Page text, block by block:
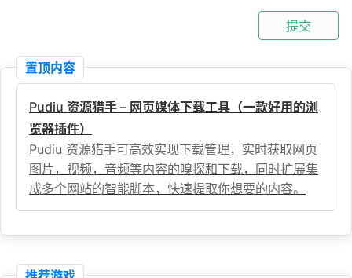
提交
置顶内容
Pudiu 资源猎手 – 网页媒体下载工具（一款好用的浏
览器插件）
Pudiu 资源猎手可高效实现下载管理，实时获取网页
图片，视频，音频等内容的嗅探和下载，同时扩展集
成多个网站的智能脚本，快速提取你想要的内容。